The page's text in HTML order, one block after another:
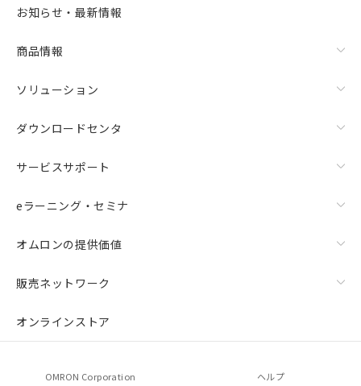
お知らせ・最新情報
商品情報
ソリューション
ダウンロードセンタ
サービスサポート
eラーニング・セミナ
オムロンの提供価値
販売ネットワーク
オンラインストア
OMRON Corporation ヘルプ